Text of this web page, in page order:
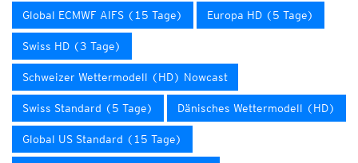
Global ECMWF AIFS (15 Tage) Europa HD (5 Tage)
Swiss HD (3 Tage)
Schweizer Wettermodell (HD) Nowcast
Swiss Standard (5 Tage) Dänisches Wettermodell (HD)
Global US Standard (15 Tage)